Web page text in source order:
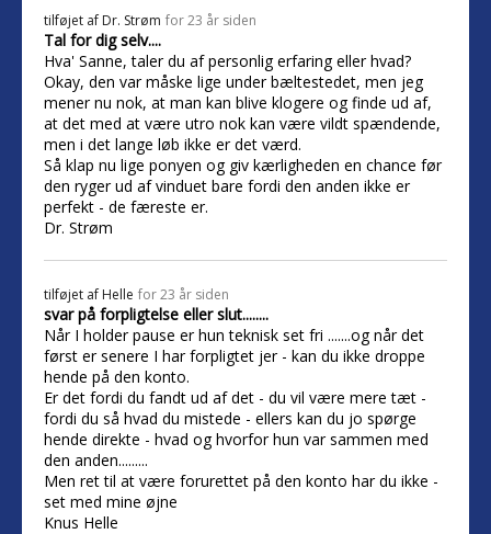
tilføjet af Dr. Strøm for 23 år siden
Tal for dig selv....
Hva' Sanne, taler du af personlig erfaring eller hvad?
Okay, den var måske lige under bæltestedet, men jeg
mener nu nok, at man kan blive klogere og finde ud af,
at det med at være utro nok kan være vildt spændende,
men i det lange løb ikke er det værd.
Så klap nu lige ponyen og giv kærligheden en chance før
den ryger ud af vinduet bare fordi den anden ikke er
perfekt - de færeste er.
Dr. Strøm
tilføjet af Helle for 23 år siden
svar på forpligtelse eller slut........
Når I holder pause er hun teknisk set fri .......og når det
først er senere I har forpligtet jer - kan du ikke droppe
hende på den konto.
Er det fordi du fandt ud af det - du vil være mere tæt -
fordi du så hvad du mistede - ellers kan du jo spørge
hende direkte - hvad og hvorfor hun var sammen med
den anden.........
Men ret til at være forurettet på den konto har du ikke -
set med mine øjne
Knus Helle